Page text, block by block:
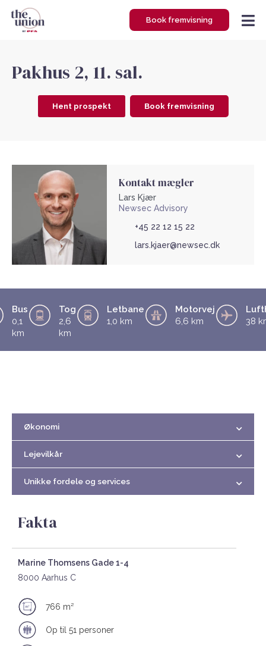
Book fremvisning
Pakhus 2, 11. sal.
Hent prospekt Book fremvisning
Kontakt mægler
Lars Kjær
Newsec Advisory
+45 22 12 15 22
lars.kjaer@newsec.dk
Bus
0,1
km
Tog
2,6
km
Letbane
1,0 km
Motorvej
6,6 km
38
Økonomi
Lejevilkår
Unikke fordele og services
Fakta
Marine Thomsens Gade 1-4
8000 Aarhus C
766 m²
Op til 51 personer